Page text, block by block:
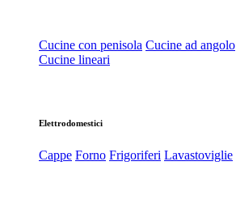
Cucine con penisola Cucine ad angolo
Cucine lineari
Elettrodomestici
Cappe Forno Frigoriferi Lavastoviglie